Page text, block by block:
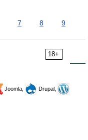
7 8 9
18+
Joomla,
Drupal,